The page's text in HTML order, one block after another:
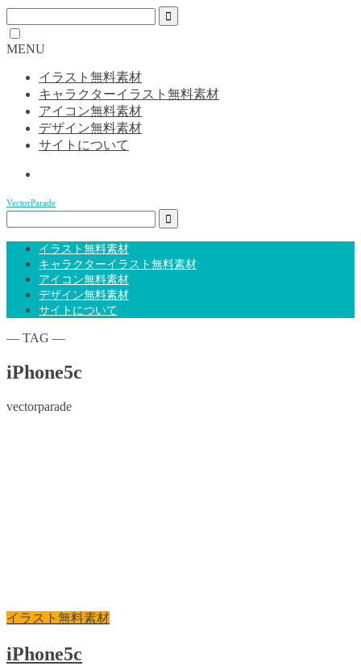
MENU
イラスト無料素材
キャラクターイラスト無料素材
アイコン無料素材
デザイン無料素材
サイトについて
VectorParade
イラスト無料素材
キャラクターイラスト無料素材
アイコン無料素材
デザイン無料素材
サイトについて
― TAG ―
iPhone5c
vectorparade
イラスト無料素材
iPhone5c